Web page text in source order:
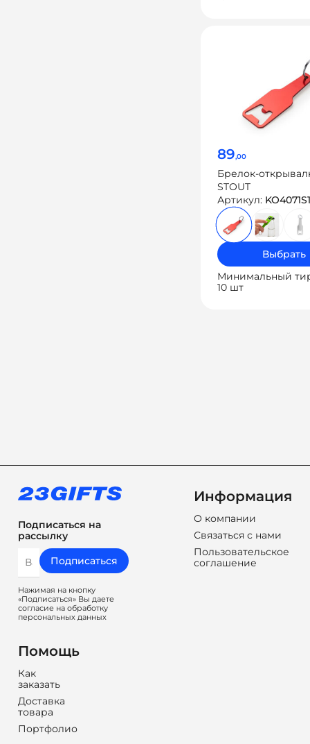
89,00
Брелок-
STOUT
Артикул:
Выбрать
Минимальный
10 шт
Подписаться на
рассылку
Подписаться
Нажимая на кнопку
«Подписаться» Вы даете
согласие на обработку
персональных данных
Информация
О компании
Связаться с нами
Пользовательское
соглашение
Помощь
Как
заказать
Доставка
товара
Портфолио